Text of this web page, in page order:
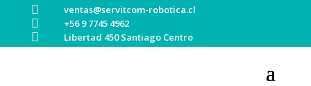
 ventas@servitcom-robotica.cl
 +56 9 7745 4962
 Libertad 450 Santiago Centro